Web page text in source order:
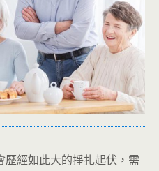
歷經如此大的掙扎起伏，需